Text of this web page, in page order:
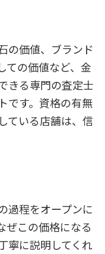
の価値、ブランド
ての価値など、金
きる専門の査定士
です。資格の有無
ている店舗は、信
過程をオープンに
ぜこの価格になる
寧に説明してくれ